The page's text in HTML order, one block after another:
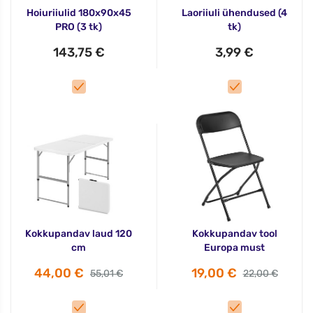
Hoiuriiulid 180x90x45
PRO (3 tk)
143,75 €
Laoriiuli ühendused (4
tk)
3,99 €
Kokkupandav laud 120
cm
44,00 € 55,01 €
Kokkupandav tool
Europa must
19,00 € 22,00 €